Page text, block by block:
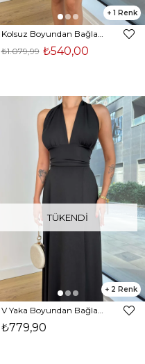
1
Kolsuz Boyundan Bağlamalı Nives Kadın Siyah Simli Mini Elbise 25K052
₺540,00
₺1.079,99
TÜKENDI
2
V Yaka Boyundan Bağlamalı Moren Kadın Siyah Elbise 24Y831
₺779,90